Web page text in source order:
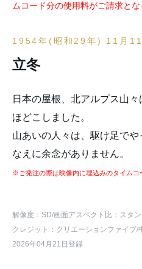
ムコード分の使用料がご請求とな
1954年(昭和29年) 11月11
立冬
日本の屋根、北アルプス山
ほどこしました。
山あいの人々は、駆け足で
なえに余念がありません。
※ご発注の際は映像内に埋込みのタイムコ
解像度：SD/画面アスペクト比：スタ
クレジット：クリエーションファイブ/
2026年04月21日登録